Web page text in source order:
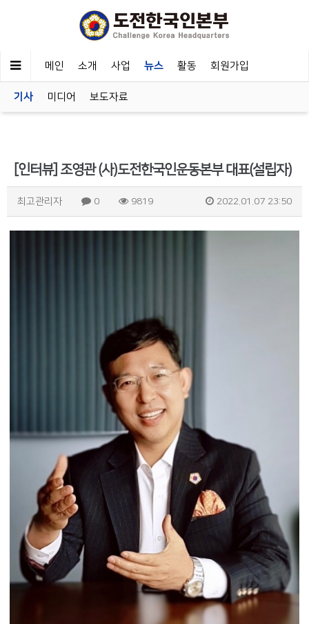
메인 소개 사업 뉴스 활동 회원가입
기사 미디어 보도자료
[인터뷰] 조영관 (사)도전한국인운동본부 대표(설립자)
최고관리자 0 9819 2022.01.07 23:50